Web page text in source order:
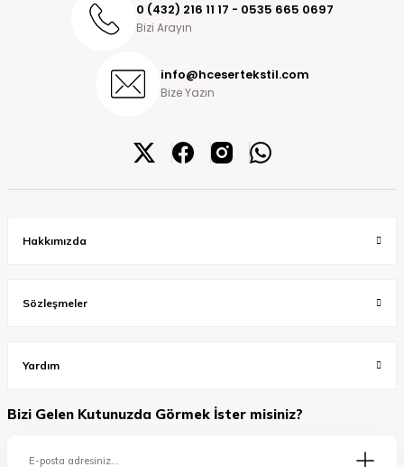
0 (432) 216 11 17 - 0535 665 0697
Bizi Arayın
info@hcesertekstil.com
Bize Yazın
Hakkımızda
Sözleşmeler
Yardım
Bizi Gelen Kutunuzda Görmek İster misiniz?